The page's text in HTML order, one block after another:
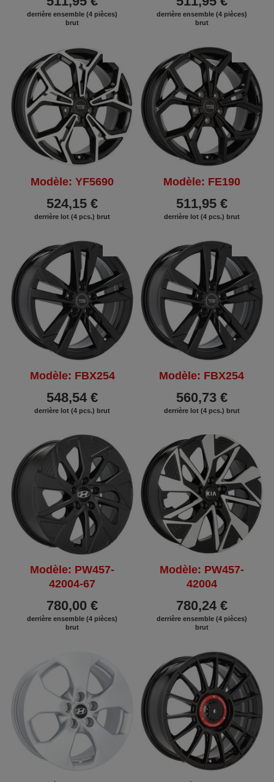
derrière ensemble (4 pièces)
brut
derrière ensemble (4 pièces)
brut
Modèle: YF5690
524,15 €
derrière lot (4 pcs.) brut
Modèle: FE190
511,95 €
derrière lot (4 pcs.) brut
Modèle: FBX254
548,54 €
derrière lot (4 pcs.) brut
Modèle: FBX254
560,73 €
derrière lot (4 pcs.) brut
Modèle: PW457-
42004-67
780,00 €
derrière ensemble (4 pièces)
brut
Modèle: PW457-
42004
780,24 €
derrière ensemble (4 pièces)
brut